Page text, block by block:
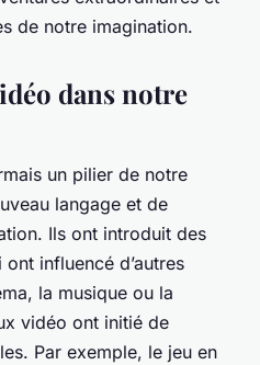
de notre imagination.
dans notre
un pilier de notre
langage et de
Ils ont introduit des
influencé d’autres
la musique ou la
vidéo ont initié de
Par exemple, le jeu en